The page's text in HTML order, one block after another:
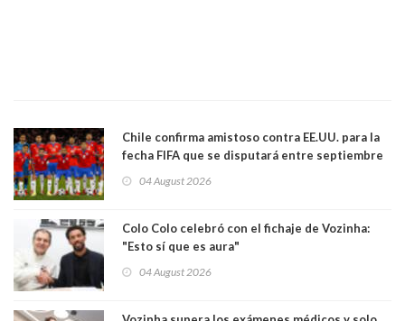
Chile confirma amistoso contra EE.UU. para la
fecha FIFA que se disputará entre septiembre
y octubre
04 August 2026
Colo Colo celebró con el fichaje de Vozinha:
"Esto sí que es aura"
04 August 2026